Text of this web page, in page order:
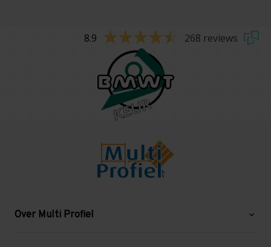
8.9 268 reviews
Over Multi Profiel